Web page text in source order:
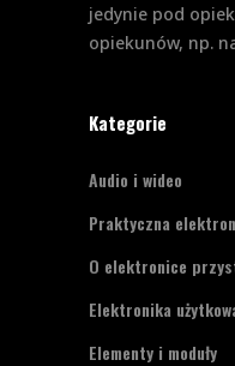
jedynie pod
opiekunów, np.
Kategorie
Audio i wideo
Praktyczna
O elektronice
Elektronika
Elementy i moduły